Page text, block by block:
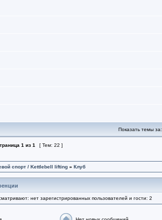
Показать темы за:
1 из 1 [ Тем: 22 ]
спорт / Kettlebell lifting » Клуб
нет зарегистрированных пользователей и гости: 2